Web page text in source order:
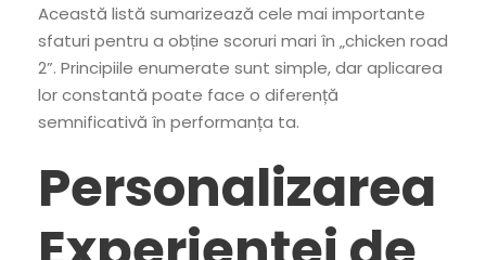
Această listă sumarizează cele mai importante
sfaturi pentru a obține scoruri mari în „chicken road
2”. Principiile enumerate sunt simple, dar aplicarea
lor constantă poate face o diferență
semnificativă în performanța ta.
Personalizarea